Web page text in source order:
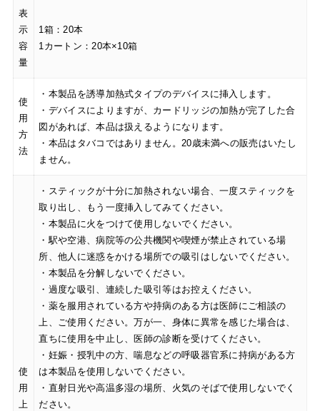
表
示
容
量
1箱：20本
1カートン：20本×10箱
使
用
方
法
・本製品を誘導加熱式タイプのデバイスに挿入します。
・デバイスによりますが、カードリッジの加熱が完了した合
図があれば、本品は扱えるようになります。
・本品はタバコではありません。20歳未満への販売はいたし
ません。
使
用
上
・スティックが十分に加熱されない場合、一度スティックを
取り出し、もう一度挿入してみてください。
・本製品に火をつけて使用しないでください。
・駅や空港、病院等の公共機関や喫煙が禁止されている場
所、他人に迷惑をかける場所での吸引はしないでください。
・本製品を分解しないでください。
・過度な吸引、連続した吸引等はお控えください。
・薬を服用されている方や持病のある方は医師にご相談の
上、ご使用ください。万が一、身体に異常を感じた場合は、
直ちに使用を中止し、医師の診断を受けてください。
・妊娠・授乳中の方、喘息などの呼吸器官系に持病がある方
は本製品を使用しないでください。
・直射日光や高温多湿の場所、火気のそばで使用しないでく
ださい。